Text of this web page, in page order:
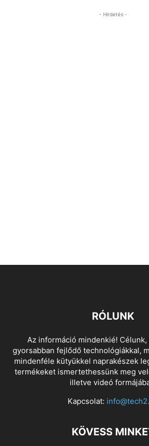
- Hirdetés -
RÓLUNK
Az információ mindenkié!
gyorsabban fejlődő technológiákkal,
mindenféle kütyükkel naprakészek
termékeket ismertethessünk meg
illetve videó
Kapcsolat:
KÖVESS